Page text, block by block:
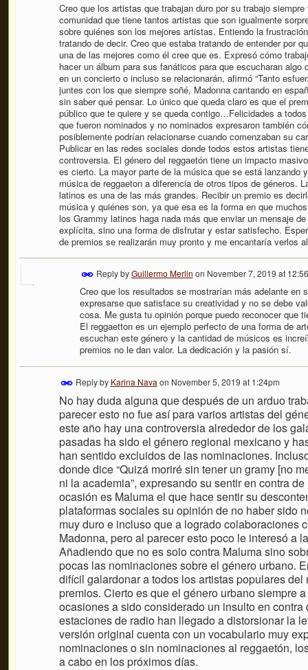
Creo que los artistas que trabajan duro por su trabajo
comunidad que tiene tantos artistas que son igualmente
sobre quiénes son los mejores artistas. Entiendo la
tratando de decir. Creo que estaba tratando de entender por
una de las mejores como él cree que es. Expresó cómo
hacer un álbum para sus fanáticos para que escucharan
en un concierto o incluso se relacionarán, afirmó “Tanto
juntes con los que siempre soñé, Madonna cantando en
sin saber qué pensar. Lo único que queda claro es que el
público que te quiere y se queda contigo…Felicidades a
que fueron nominados y no nominados expresaron también
posiblemente podrían relacionarse cuando comenzaban su
Publicar en las redes sociales donde todos estos artistas
controversia. El género del reggaetón tiene un impacto
es cierto. La mayor parte de la música que se está lanzando
música de reggaeton a diferencia de otros tipos de géneros.
latinos es una de las más grandes. Recibir un premio es
música y quiénes son, ya que esa es la forma en que
los Grammy latinos haga nada más que enviar un mensaje
explícita, sino una forma de disfrutar y estar satisfecho.
de premios se realizarán muy pronto y me encantaría verlos
Reply byGuillermo Merlin on November 7, 2019 at
Creo que los resultados se mostrarían más adelante en
expresarse que satisface su creatividad y no se debe
cosa. Me gusta tu opinión porque puedo reconocer que
El reggaetton es un ejemplo perfecto de una forma de
escuchan este género y la cantidad de músicos es
premios no le dan valor. La dedicación y la pasión sí.
Reply by Karina Nava on November 5, 2019 at 1:24pm
No hay duda alguna que después de un arduo
parecer esto no fue así para varios artistas del
este año hay una controversia alrededor de los
pasadas ha sido el género regional mexicano y
han sentido excluidos de las nominaciones.
donde dice “Quizá moriré sin tener un gramy [no
ni la academia”, expresando su sentir en contra
ocasión es Maluma el que hace sentir su
plataformas sociales su opinión de no haber sido
muy duro e incluso que a logrado colaboraciones
Madonna, pero al parecer esto poco le interesó a
Añadiendo que no es solo contra Maluma sino
pocas las nominaciones sobre el género urbano.
difícil galardonar a todos los artistas populares
premios. Cierto es que el género urbano siempre
ocasiones a sido considerado un insulto en
estaciones de radio han llegado a distorsionar la
versión original cuenta con un vocabulario muy
nominaciones o sin nominaciones al reggaetón,
a cabo en los próximos días.